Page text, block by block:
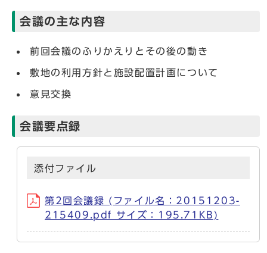
会議の主な内容
前回会議のふりかえりとその後の動き
敷地の利用方針と施設配置計画について
意見交換
会議要点録
添付ファイル
第2回会議録 (ファイル名：20151203-
215409.pdf サイズ：195.71KB)